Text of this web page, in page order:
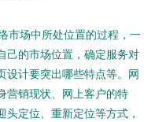
市场中所处位置的过程，一
己的市场位置，确定服务对
设计要突出哪些特点等。网
营销现状、网上客户的特
定位、重新定位等方式，